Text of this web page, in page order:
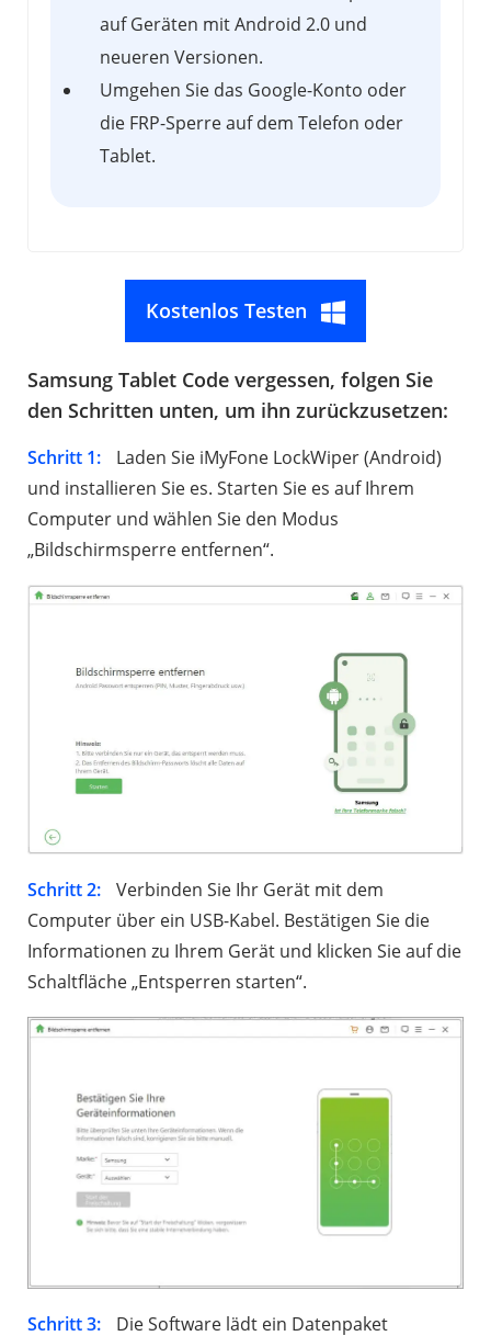
auf Geräten mit Android 2.0 und
neueren Versionen.
Umgehen Sie das Google-Konto oder
die FRP-Sperre auf dem Telefon oder
Tablet.
Kostenlos Testen
Samsung Tablet Code vergessen, folgen Sie
den Schritten unten, um ihn zurückzusetzen:
Schritt 1:
Laden Sie iMyFone LockWiper (Android)
und installieren Sie es. Starten Sie es auf Ihrem
Computer und wählen Sie den Modus
„Bildschirmsperre entfernen“.
Schritt 2:
Verbinden Sie Ihr Gerät mit dem
Computer über ein USB-Kabel. Bestätigen Sie die
Informationen zu Ihrem Gerät und klicken Sie auf die
Schaltfläche „Entsperren starten“.
Schritt 3: Die Software lädt ein Datenpaket